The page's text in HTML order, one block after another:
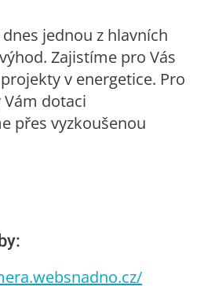
jednou z hlavních
Zajistíme pro Vás
v energetice. Pro
dotaci
přes vyzkoušenou